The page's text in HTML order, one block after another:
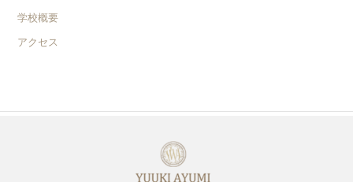
学校概要
アクセス